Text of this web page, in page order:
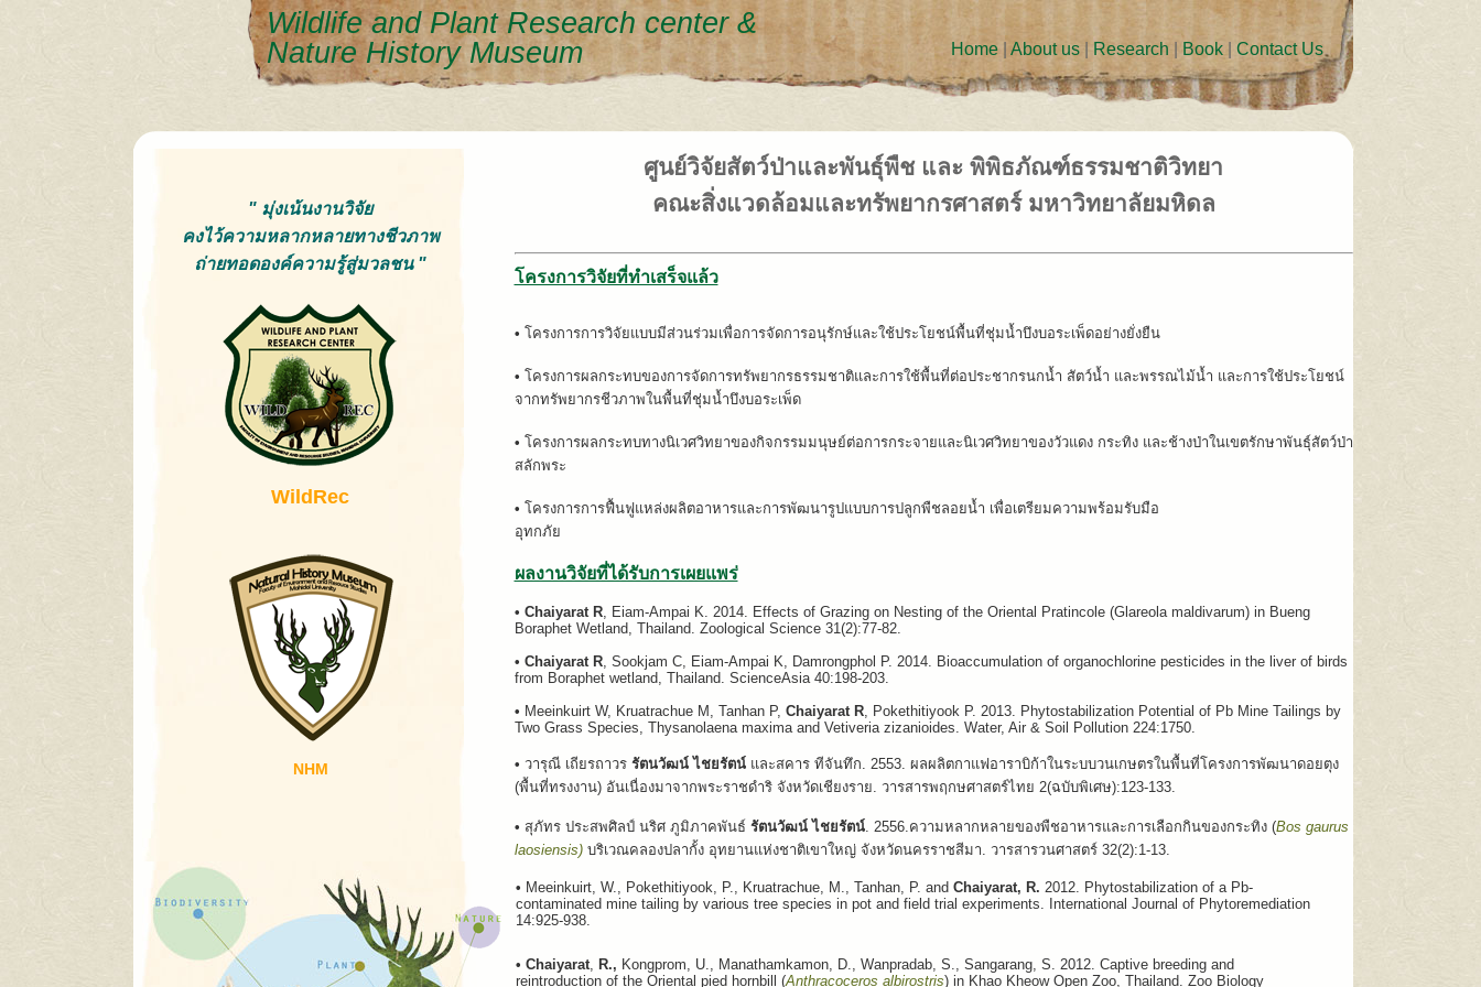
Wildlife and Plant Research center &
Nature History Museum
Home| About us| Research Book| Contact Us
" มุ่งเน้นงานวิจัย
คงไว้ความหลากหลายทางชีวภาพ
ถ่ายทอดองค์ความรู้สู่มวลชน "
WildRec
NHM
ศูนย์วิจัยสัตว์ป่าและพันธุ์พืช และ พิพิธภัณฑ์ธรรมชาติวิทยา
คณะสิ่งแวดล้อมและทรัพยากรศาสตร์ มหาวิทยาลัยมหิดล
โครงการวิจัยที่ทำเสร็จแล้ว
• โครงการการวิจัยแบบมีส่วนร่วมเพื่อการจัดการอนุรักษ์และใช้ประโยชน์พื้นที่ชุ่มน้ำบึงบอระเพ็ดอย่างยั่งยืน
• โครงการผลกระทบของการจัดการทรัพยากรธรรมชาติและการใช้พื้นที่ต่อประชากรนกน้ำ สัตว์น้ำ และพรรณไม้น้ำ และการใช้ประโยชน์
จากทรัพยากรชีวภาพในพื้นที่ชุ่มน้ำบึงบอระเพ็ด
• โครงการผลกระทบทางนิเวศวิทยาของกิจกรรมมนุษย์ต่อการกระจายและนิเวศวิทยาของวัวแดง กระทิง และช้างป่าในเขตรักษาพันธุ์สัตว์ป่า
สลักพระ
• โครงการการฟื้นฟูแหล่งผลิตอาหารและการพัฒนารูปแบบการปลูกพืชลอยน้ำ เพื่อเตรียมความพร้อมรับมือ
อุทกภัย
ผลงานวิจัยที่ได้รับการเผยแพร่
• Chaiyarat R, Eiam-Ampai K. 2014. Effects of Grazing on Nesting of the Oriental Pratincole (Glareola maldivarum) in Bueng
Boraphet Wetland, Thailand. Zoological Science 31(2):77-82.
• Chaiyarat R, Sookjam C, Eiam-Ampai K, Damrongphol P. 2014. Bioaccumulation of organochlorine pesticides in the liver of birds
from Boraphet wetland, Thailand. ScienceAsia 40:198-203.
• Meeinkuirt W, Kruatrachue M, Tanhan P, Chaiyarat R, Pokethitiyook P. 2013. Phytostabilization Potential of Pb Mine Tailings by
Two Grass Species, Thysanolaena maxima and Vetiveria zizanioides. Water, Air & Soil Pollution 224:1750.
• วารุณี เถียรถาวร รัตนวัฒน์ ไชยรัตน์และสคาร ทีจันทึก. 2553. ผลผลิตกาแฟอาราบิก้าในระบบวนเกษตรในพื้นที่โครงการพัฒนาดอยตุง
(พื้นที่ทรงงาน) อันเนื่องมาจากพระราชดำริ จังหวัดเชียงราย. วารสารพฤกษศาสตร์ไทย 2(ฉบับพิเศษ):123-133.
• สุภัทร ประสพศิลป์ นริศ ภูมิภาคพันธ์ รัตนวัฒน์ ไชยรัตน์. 2556.ความหลากหลายของพืชอาหารและการเลือกกินของกระทิง (Bos gaurus
laosiensis) บริเวณคลองปลากั้ง อุทยานแห่งชาติเขาใหญ่ จังหวัดนครราชสีมา. วารสารวนศาสตร์ 32(2):1-13.
• Meeinkuirt, W., Pokethitiyook, P., Kruatrachue, M., Tanhan, P. and Chaiyarat, R. 2012. Phytostabilization of a Pb-
contaminated mine tailing by various tree species in pot and field trial experiments. International Journal of Phytoremediation
14:925-938.
• Chaiyarat, R., Kongprom, U., Manathamkamon, D., Wanpradab, S., Sangarang, S. 2012. Captive breeding and
reintroduction of the Oriental pied hornbill (Anthracoceros albirostris) in Khao Kheow Open Zoo, Thailand. Zoo Biology